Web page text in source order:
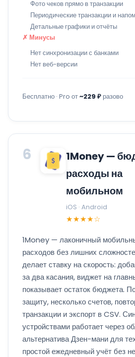
Фото чеков прямо в транзакции
Периодические транзакции и
Детальные графики и отчёты
✗ Минусы
Нет синхронизации с банками
Нет веб-версии
Бесплатно · Pro от~229 ₽ разово
6
1Money —
расходы на
мобильном
iOS · Android
★★★★☆
1Money — лаконичный
расходов без лишних
делает ставку на скорость:
за два касания, виджет на
показывает остаток бюджета.
защиту, несколько счетов,
транзакции и экспорт в CSV.
устройствами работает через
альтернатива Дзен-мани для
простой ежедневный учёт без